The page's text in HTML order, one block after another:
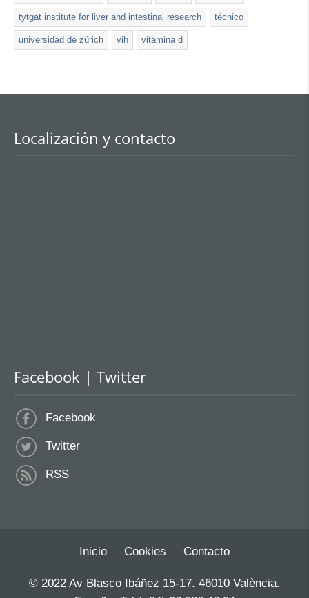
tytgat institute for liver and intestinal research técnico
universidad de zúrich vih vitamina d
Localización y contacto
Facebook | Twitter
Facebook
Twitter
RSS
Inicio Cookies Contacto
© 2022 Av Blasco Ibáñez 15-17. 46010 València.